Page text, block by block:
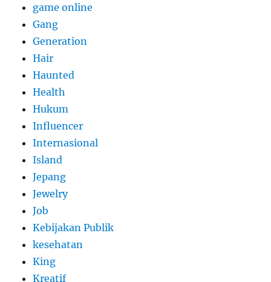
game online
Gang
Generation
Hair
Haunted
Health
Hukum
Influencer
Internasional
Island
Jepang
Jewelry
Job
Kebijakan Publik
kesehatan
King
Kreatif